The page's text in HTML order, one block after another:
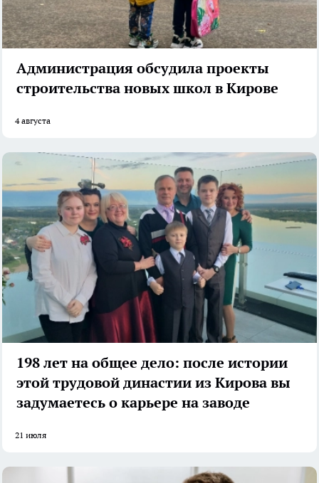
Администрация обсудила проекты
строительства новых школ в Кирове
4 августа
198 лет на общее дело: после истории
этой трудовой династии из Кирова вы
задумаетесь о карьере на заводе
21 июля